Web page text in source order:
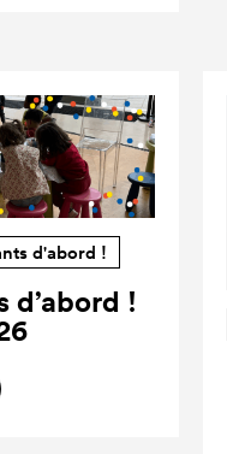
d'abord !
d’abord !